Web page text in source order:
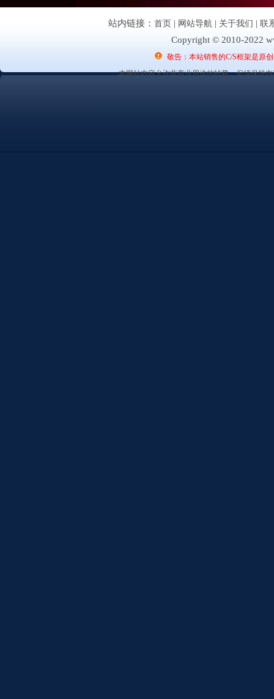
站内链接： 首页 | 网站导航 | 关于我们 | 联
Copyright © 2010-2022
敬告：本站销售的C/S框架是原
本网站内容允许非商业用途的转载，但须保持